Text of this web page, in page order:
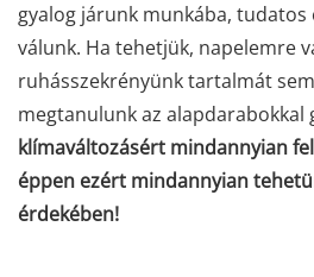
gyalog járunk munkába, tudatos
válunk. Ha tehetjük, napelemre
ruhásszekrényünk tartalmát
megtanulunk az alapdarabokkal
klímaváltozásért mindannyian
éppen ezért mindannyian
érdekében!